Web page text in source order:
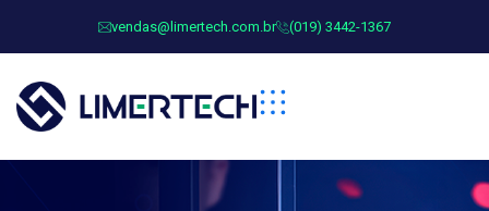
vendas@limertech.com.br (019) 3442-1367